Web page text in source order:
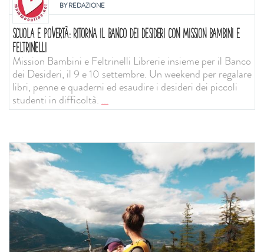
BYREDAZIONE
SCUOLA E POVERTÀ: RITORNA IL BANCO DEI DESIDERI CON MISSION BAMBINI E
FELTRINELLI
Mission Bambini e Feltrinelli Librerie insieme per il Banco
dei Desideri, il 9 e 10 settembre. Un weekend per regalare
libri, penne e quaderni ed esaudire i desideri dei piccoli
studenti in difficoltà....